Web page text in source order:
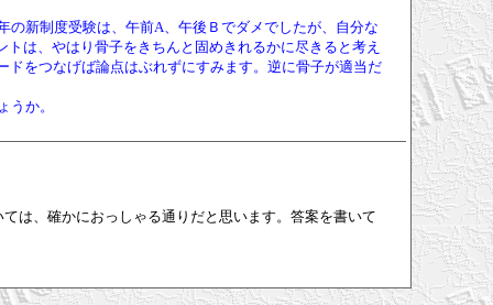
新制度受験は、午前A、午後Ｂでダメでしたが、自分な
は、やはり骨子をきちんと固めきれるかに尽きると考え
をつなげば論点はぶれずにすみます。逆に骨子が適当だ
か。
は、確かにおっしゃる通りだと思います。答案を書いて